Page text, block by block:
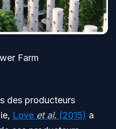
Farm
des producteurs
Love et al. (2015) a